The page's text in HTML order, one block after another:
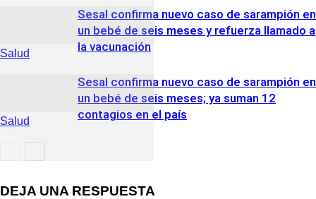
Salud
Salud
Sesal confirma nuevo caso de sarampión en
un bebé de seis meses y refuerza llamado a
la vacunación
Salud
Sesal confirma nuevo caso de sarampión en
un bebé de seis meses; ya suman 12
contagios en el país
DEJA UNA RESPUESTA